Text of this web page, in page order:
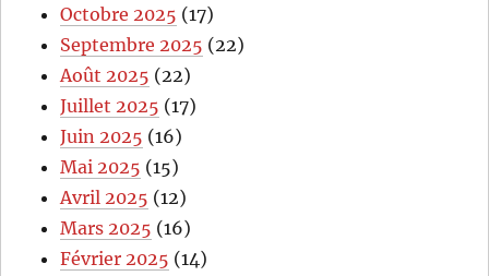
Octobre 2025 (17)
Septembre 2025 (22)
Août 2025 (22)
Juillet 2025 (17)
Juin 2025 (16)
Mai 2025 (15)
Avril 2025 (12)
Mars 2025 (16)
Février 2025 (14)